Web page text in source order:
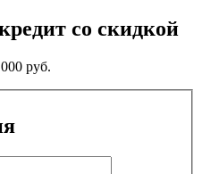
со скидкой
руб.